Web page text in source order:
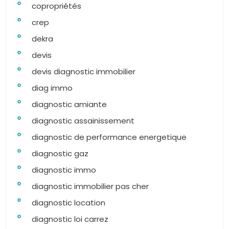
copropriétés
crep
dekra
devis
devis diagnostic immobilier
diag immo
diagnostic amiante
diagnostic assainissement
diagnostic de performance energetique
diagnostic gaz
diagnostic immo
diagnostic immobilier pas cher
diagnostic location
diagnostic loi carrez